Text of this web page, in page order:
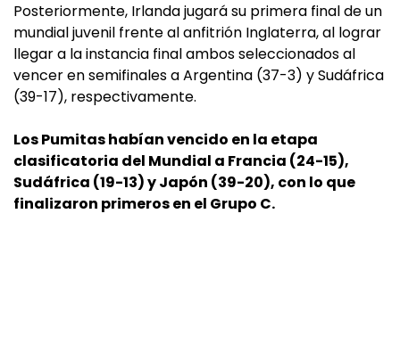
Posteriormente, Irlanda jugará su primera final de un
mundial juvenil frente al anfitrión Inglaterra, al lograr
llegar a la instancia final ambos seleccionados al
vencer en semifinales a Argentina (37-3) y Sudáfrica
(39-17), respectivamente.
Los Pumitas habían vencido en la etapa
clasificatoria del Mundial a Francia (24-15),
Sudáfrica (19-13) y Japón (39-20), con lo que
finalizaron primeros en el Grupo C.